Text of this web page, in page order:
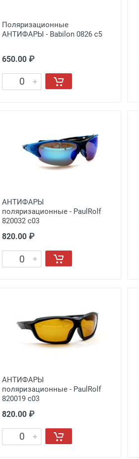
Поляризационные
АНТИФАРЫ - Babilon 0826 c5
650.00 ₽
АНТИФАРЫ
поляризационные - PaulRolf
820032 с03
820.00 ₽
АНТИФАРЫ
поляризационные - PaulRolf
820019 с03
820.00 ₽